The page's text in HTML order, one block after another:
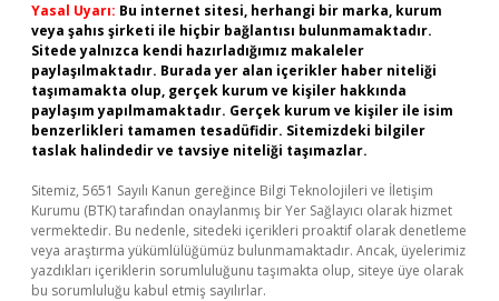
Yasal Uyarı: Bu internet sitesi, herhangi bir marka, kurum
veya şahıs şirketi ile hiçbir bağlantısı bulunmamaktadır.
Sitede yalnızca kendi hazırladığımız makaleler
paylaşılmaktadır. Burada yer alan içerikler haber niteliği
taşımamakta olup, gerçek kurum ve kişiler hakkında
paylaşım yapılmamaktadır. Gerçek kurum ve kişiler ile isim
benzerlikleri tamamen tesadüfidir. Sitemizdeki bilgiler
taslak halindedir ve tavsiye niteliği taşımazlar.
Sitemiz, 5651 Sayılı Kanun gereğince Bilgi Teknolojileri ve İletişim
Kurumu (BTK) tarafından onaylanmış bir Yer Sağlayıcı olarak hizmet
vermektedir. Bu nedenle, sitedeki içerikleri proaktif olarak denetleme
veya araştırma yükümlülüğümüz bulunmamaktadır. Ancak, üyelerimiz
yazdıkları içeriklerin sorumluluğunu taşımakta olup, siteye üye olarak
bu sorumluluğu kabul etmiş sayılırlar.